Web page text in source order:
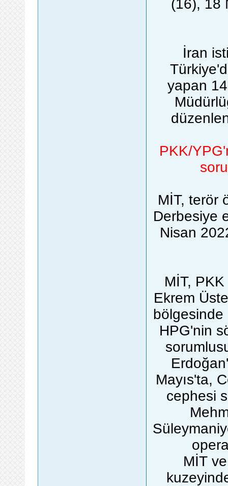
(16), 18
İran
yapan
PKK/
MİT, terör
Derbesiye
Nisan
MİT,
Ekrem
bölgesinde
HPG'nin
Mayıs'ta,
cephesi
MİT